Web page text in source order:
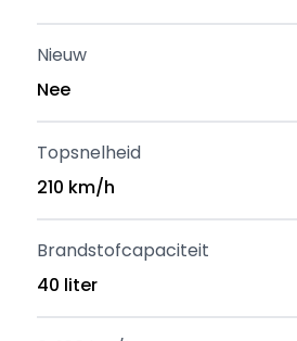
Nieuw
Nee
Topsnelheid
210 km/h
Brandstofcapaciteit
40 liter